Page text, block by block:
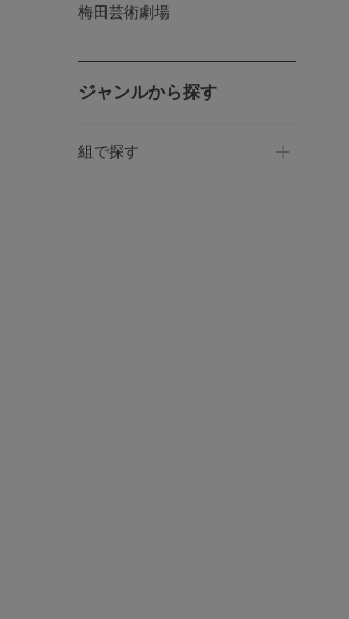
梅田芸術劇場
ジャンルから探す
組で探す